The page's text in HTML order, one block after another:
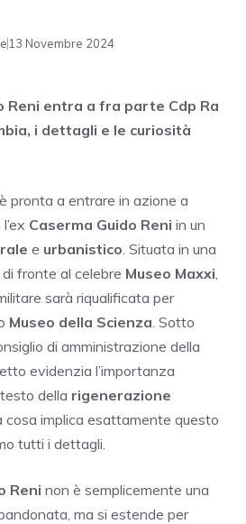
13 Novembre 2024
Reni entra a fra parte Cdp Ra
i dettagli e le curiosità
pronta a entrare in azione a
Caserma Guido Reni in un
e urbanistico . Situata in una
fronte al celebre Museo Maxxi
sarà riqualificata per
Museo della Scienza . Sotto
di amministrazione della
evidenzia l’importanza
della rigenerazione
cosa implica esattamente questo
tutti i dettagli.
Reni non è semplicemente una
ma si estende per